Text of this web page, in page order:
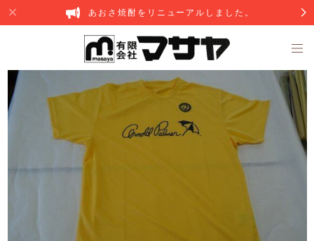
あおさ焼酎をリニューアルしました。